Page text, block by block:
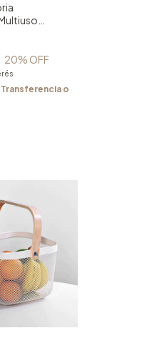
20% OFF
Transferencia o